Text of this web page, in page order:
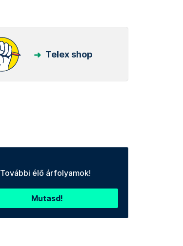
Telex shop
További élő árfolyamok!
Mutasd!